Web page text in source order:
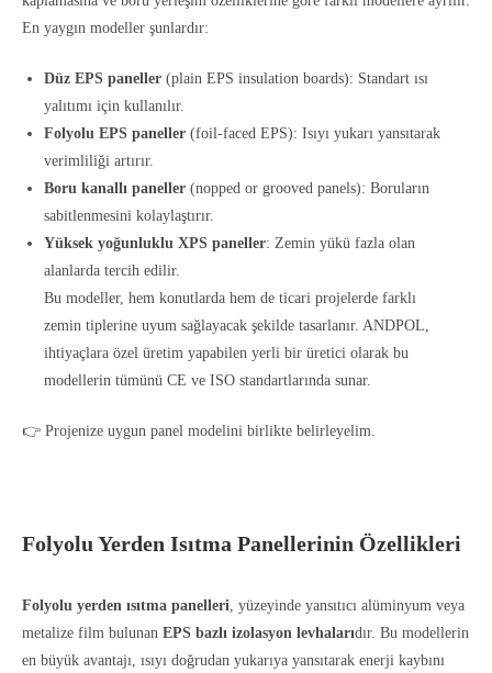
En yaygın modeller şunlardır:
Düz EPS paneller (plain EPS insulation boards): Standart ısı
yalıtımı için kullanılır.
Folyolu EPS paneller (foil-faced EPS): Isıyı yukarı yansıtarak
verimliliği artırır.
Boru kanallı paneller (nopped or grooved panels): Boruların
sabitlenmesini kolaylaştırır.
Yüksek yoğunluklu XPS paneller: Zemin yükü fazla olan
alanlarda tercih edilir.
Bu modeller, hem konutlarda hem de ticari projelerde farklı
zemin tiplerine uyum sağlayacak şekilde tasarlanır. ANDPOL,
ihtiyaçlara özel üretim yapabilen yerli bir üretici olarak bu
modellerin tümünü CE ve ISO standartlarında sunar.
👉 Projenize uygun panel modelini birlikte belirleyelim.
Folyolu Yerden Isıtma Panellerinin Özellikleri
Folyolu yerden ısıtma panelleri, yüzeyinde yansıtıcı alüminyum veya
metalize film bulunan EPS bazlı izolasyon levhalarıdır. Bu modellerin
en büyük avantajı, ısıyı doğrudan yukarıya yansıtarak enerji kaybını